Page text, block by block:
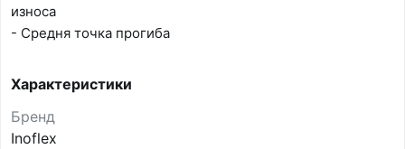
износа
- Средня точка прогиба
Характеристики
Бренд
Inoflex